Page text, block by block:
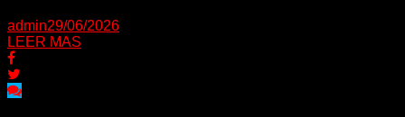
admin29/06/2026
LEER MAS